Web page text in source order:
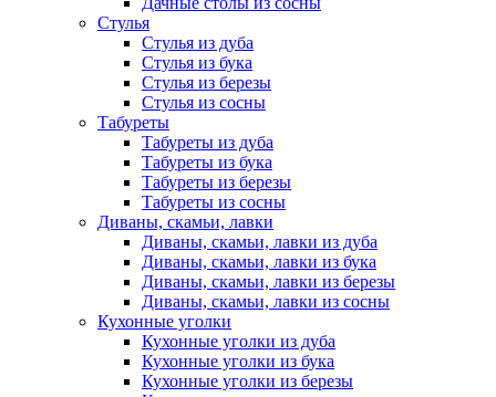
Стулья
Стулья из дуба
Стулья из бука
Стулья из березы
Стулья из сосны
Табуреты
Табуреты из дуба
Табуреты из бука
Табуреты из березы
Табуреты из сосны
Диваны, скамьи, лавки
Диваны, скамьи, лавки из дуба
Диваны, скамьи, лавки из бука
Диваны, скамьи, лавки из березы
Диваны, скамьи, лавки из сосны
Кухонные уголки
Кухонные уголки из дуба
Кухонные уголки из бука
Кухонные уголки из березы